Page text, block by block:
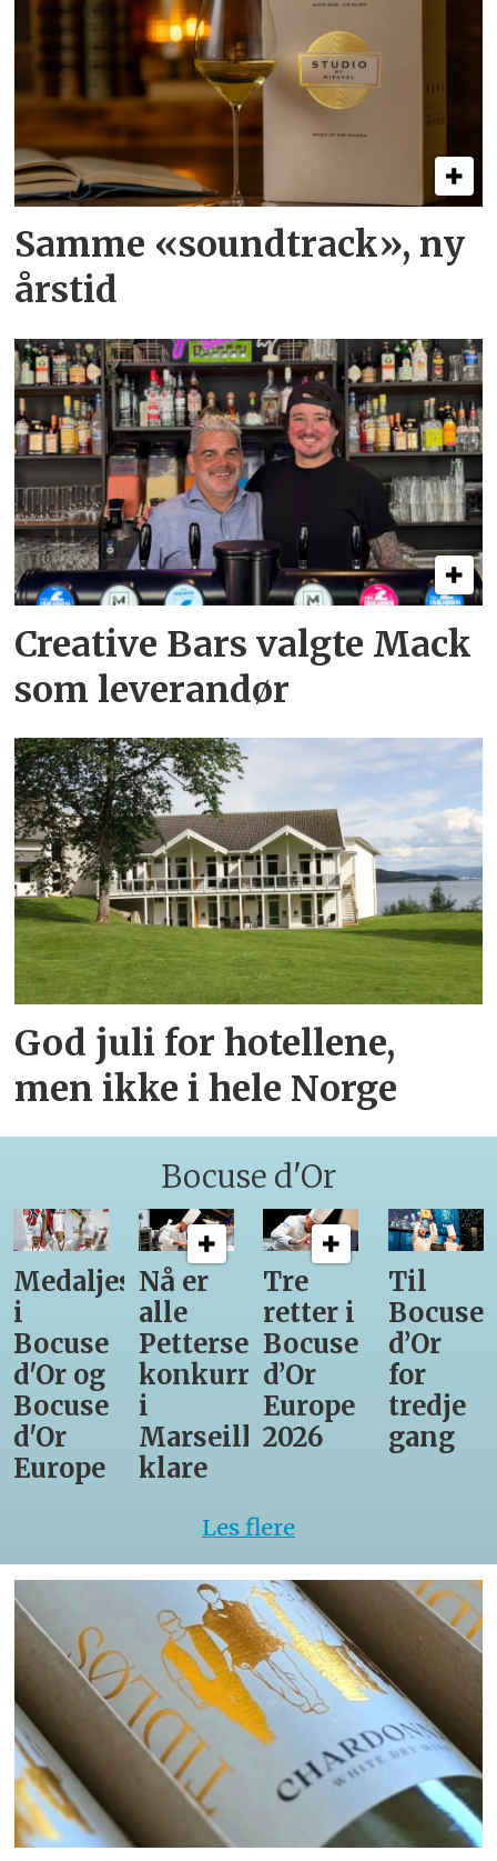
Samme «soundtrack», ny
årstid
Creative Bars valgte Mack
som leverandør
God juli for hotellene,
men ikke i hele Norge
Bocuse d'Or
Medaljestatistikk
i
Bocuse
d'Or og
Bocuse
d'Or
Europe
Nå er
alle
Pettersens
konkurrenter
i
Marseille
klare
Tre
retter i
Bocuse
d’Or
Europe
2026
Til
Bocuse
d’Or
for
tredje
gang
Les flere